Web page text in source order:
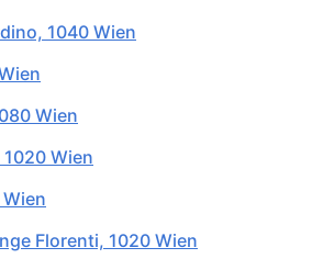
1040 Wien
Wien
Wien
Florenti, 1020 Wien